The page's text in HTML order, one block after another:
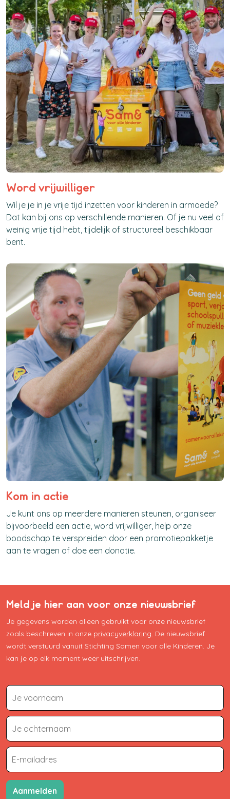
Word vrijwilliger
Wil je je in je vrije tijd inzetten voor kinderen in armoede?
Dat kan bij ons op verschillende manieren. Of je nu veel of
weinig vrije tijd hebt, tijdelijk of structureel beschikbaar
bent.
Kom in actie
Je kunt ons op meerdere manieren steunen, organiseer
bijvoorbeeld een actie, word vrijwilliger, help onze
boodschap te verspreiden door een promotiepakketje
aan te vragen of doe een donatie.
Meld je hier aan voor onze nieuwsbrief
Je gegevens worden alleen gebruikt voor onze nieuwsbrief
zoals beschreven in onze privacyverklaring. De nieuwsbrief
wordt verstuurd vanuit Stichting Samen voor alle Kinderen. Je
kan je op elk moment weer uitschrijven.
Aanmelden